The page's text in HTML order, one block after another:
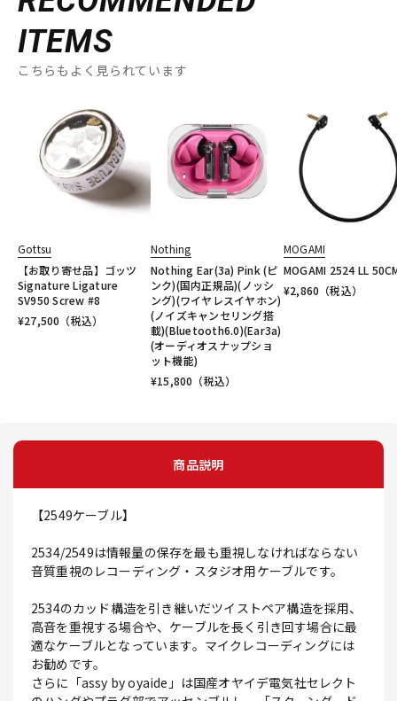
ITEMS
こちらもよく見られています
Gottsu
【お取り寄せ品】ゴッツ
Signature Ligature
SV950 Screw #8
¥27,500 （税込）
Nothing
Nothing Ear(3a) Pink (ピ
ンク)(国内正規品)(ノッシ
ング)(ワイヤレスイヤホン)
(ノイズキャンセリング搭
載)(Bluetooth6.0)(Ear3a)
(オーディオスナップショ
ット機能)
¥15,800 （税込）
MOGAMI
MOGAMI 2524 LL
¥2,860 （税込）
商品説明
【2549ケーブル】
2534/2549は情報量の保存を最も重視しなければならない
音質重視のレコーディング・スタジオ用ケーブルです。
2534のカッド構造を引き継いだツイストペア構造を採用、
高音を重視する場合や、ケーブルを長く引き回す場合に最
適なケーブルとなっています。マイクレコーディングには
お勧めです。
さらに「assy by oyaide」は国産オヤイデ電気社セレクト